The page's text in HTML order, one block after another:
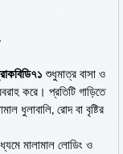
শুধুমাত্র বাসা ও
করে। প্রতিটি গাড়িতে
ধুলাবালি, রোদ বা বৃষ্টির
মালামাল লোডিং ও